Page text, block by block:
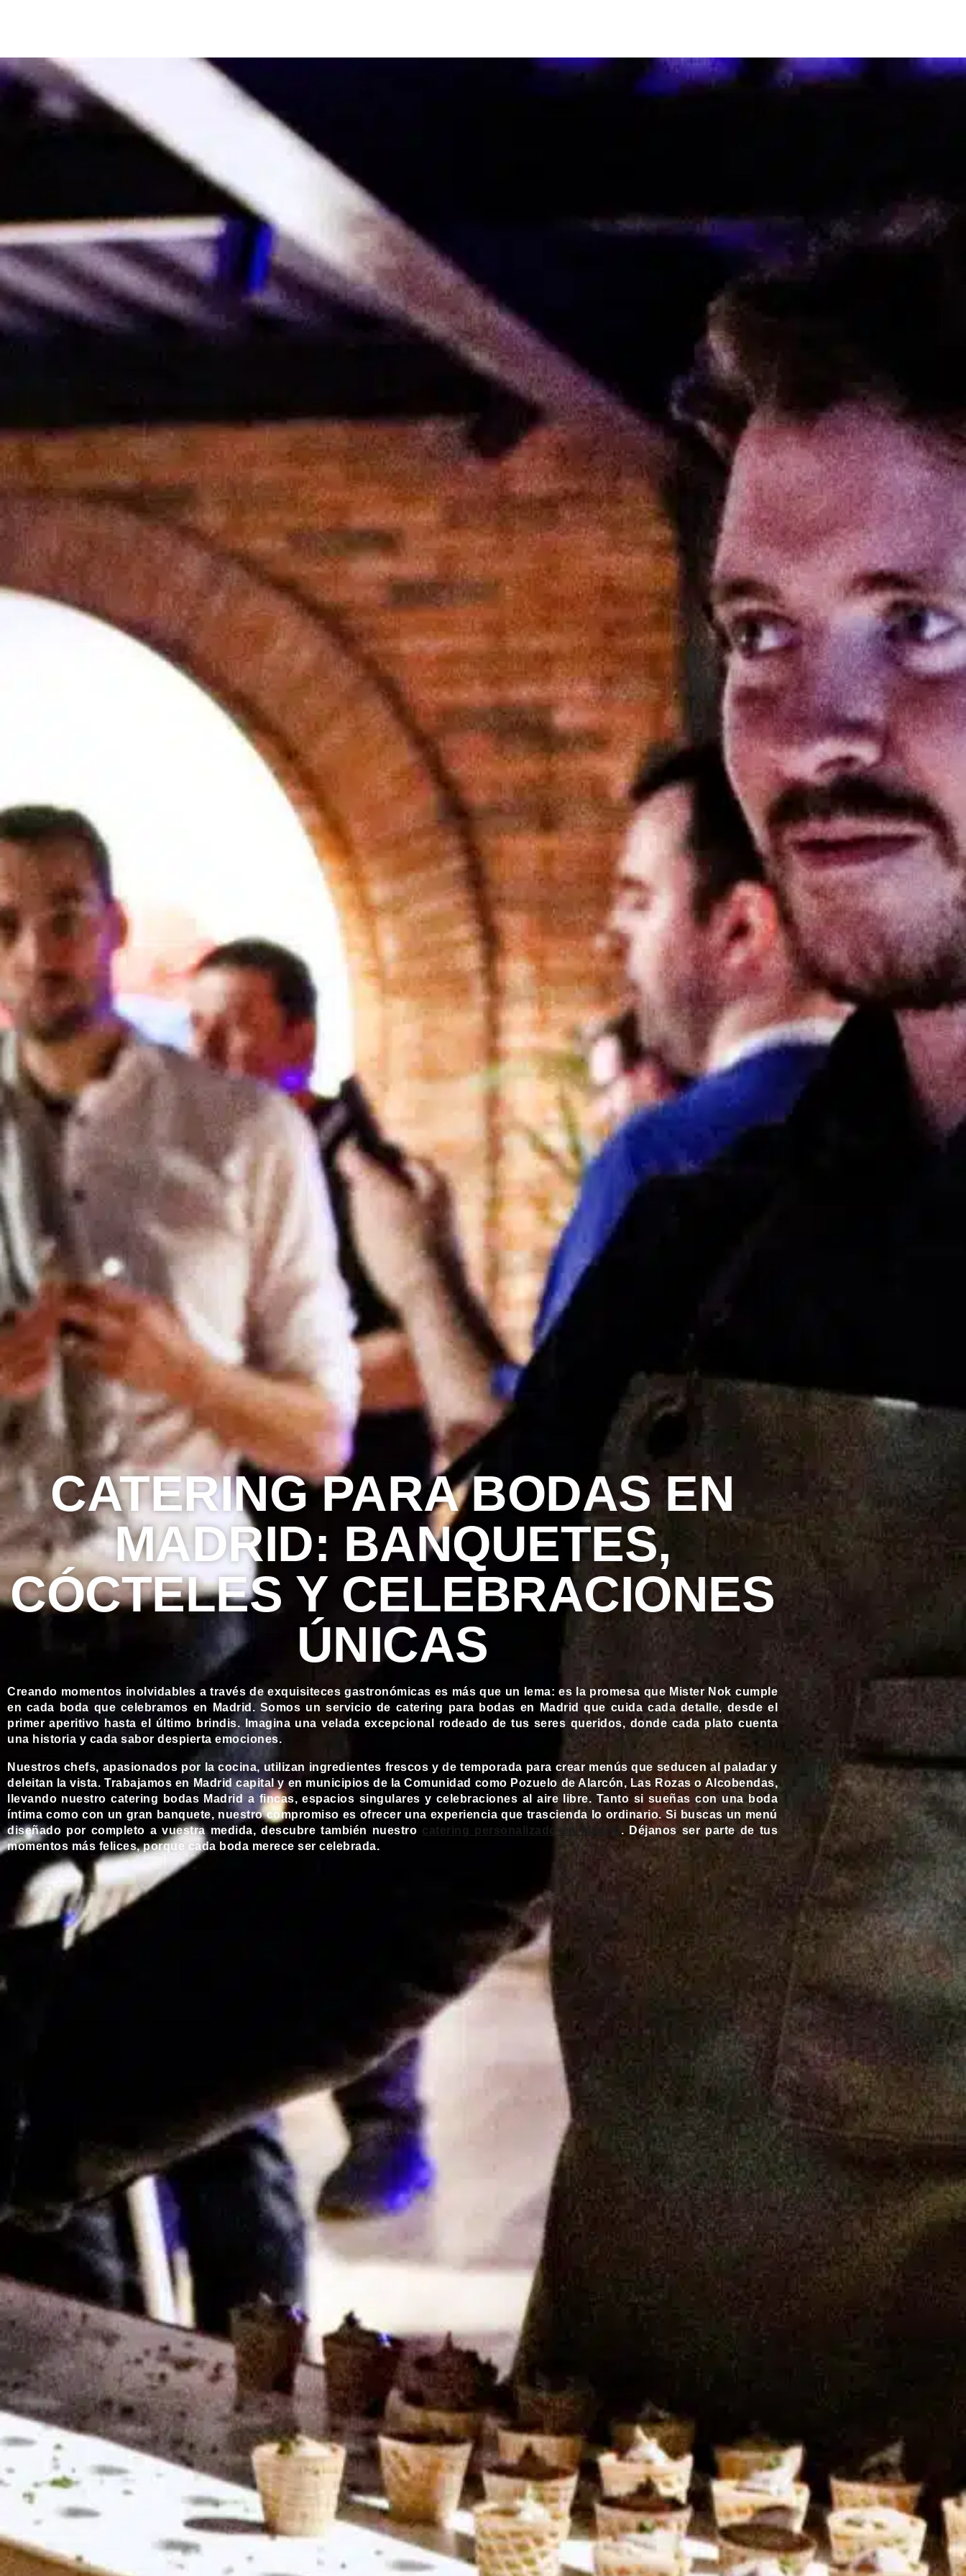
CATERING PARA BODAS EN
MADRID: BANQUETES,
CÓCTELES Y CELEBRACIONES
ÚNICAS
Creando momentos inolvidables a través de exquisiteces gastronómicas es más que un lema: es la promesa que Mister Nok cumple
en cada boda que celebramos en Madrid. Somos un servicio de catering para bodas en Madrid que cuida cada detalle, desde el
primer aperitivo hasta el último brindis. Imagina una velada excepcional rodeado de tus seres queridos, donde cada plato cuenta
una historia y cada sabor despierta emociones.
Nuestros chefs, apasionados por la cocina, utilizan ingredientes frescos y de temporada para crear menús que seducen al paladar y
deleitan la vista. Trabajamos en Madrid capital y en municipios de la Comunidad como Pozuelo de Alarcón, Las Rozas o Alcobendas,
llevando nuestrocatering bodas Madrid a fincas, espacios singulares y celebraciones al aire libre. Tanto si sueñas con una boda
íntima como con un gran banquete, nuestro compromiso es ofrecer una experiencia que trascienda lo ordinario. Si buscas un menú
diseñado por completo a vuestra medida, descubre también nuestro catering personalizado en Madrid . Déjanos ser parte de tus
momentos más felices, porque cada boda merece ser celebrada.